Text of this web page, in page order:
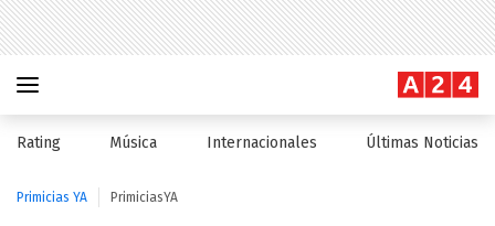
Rating Música Internacionales Últimas Noticias
Primicias YA PrimiciasYA